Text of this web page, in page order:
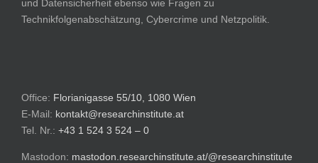
und Datensicherheit ebenso wie Fragen zu
Technikfolgenabschätzung, Cybercrime und Netzpolitik.
Office: Florianigasse 55/10, 1080 Wien
E-Mail: kontakt@researchinstitute.at
Tel. Nr.: +43 1 524 3 524 – 0
Mastodon: mastodon.researchinstitute.at/@researchinstitute